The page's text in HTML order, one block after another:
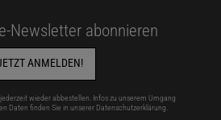
Newsletter abonnieren
ANMELDEN!
wieder abbestellen. Infos zu unserem Umgang
Daten finden Sie in unserer Datenschutzerklärung